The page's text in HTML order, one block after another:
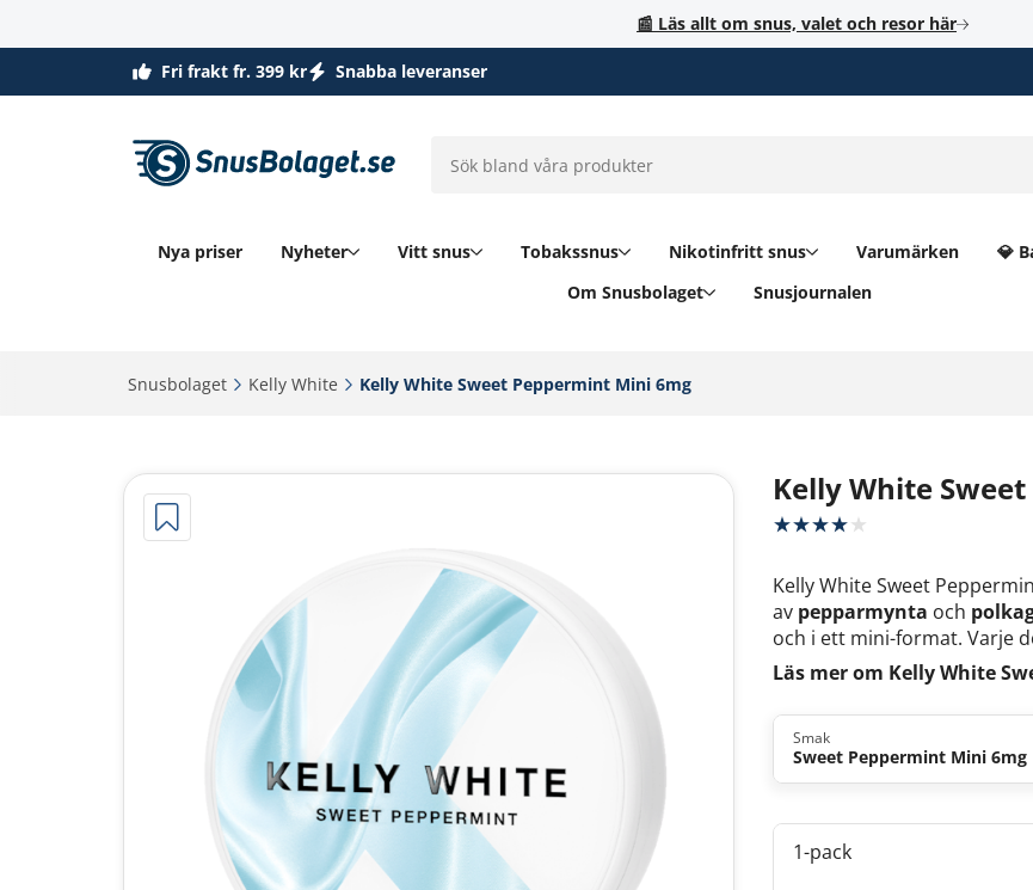
📰 Läs allt om snus, valet och resor här
Fri frakt fr. 399 kr Snabba leveranser
Nya priser Nyheter Vitt snus Tobakssnus Nikotinfritt snus Varumärken 💎
Om Snusbolaget
Snusjournalen
Snusbolaget‎ Kelly White‎ Kelly White Sweet Peppermint Mini 6mg‎
Kelly White
Kelly White Sweet
av pepparmynta och
och i ett mini-format. Varje
Läs mer om Kelly White
Smak
Sweet Peppermint Mini 6mg
1-pack